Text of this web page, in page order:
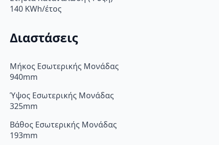
140 KWh/έτος
Διαστάσεις
Μήκος Εσωτερικής Μονάδας
940mm
Ύψος Εσωτερικής Μονάδας
325mm
Βάθος Εσωτερικής Μονάδας
193mm